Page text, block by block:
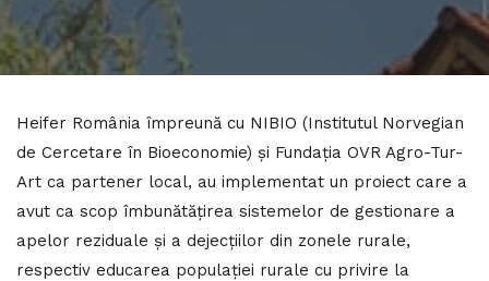
Heifer România împreună cu NIBIO (Institutul Norvegian
de Cercetare în Bioeconomie) și Fundația OVR Agro-Tur-
Art ca partener local, au implementat un proiect care a
avut ca scop îmbunătățirea sistemelor de gestionare a
apelor reziduale și a dejecțiilor din zonele rurale,
respectiv educarea populației rurale cu privire la